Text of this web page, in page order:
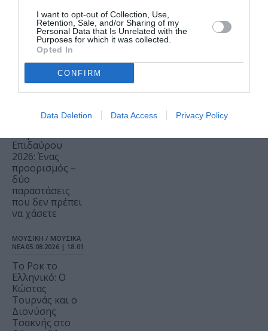
I want to opt-out of Collection, Use,
Retention, Sale, and/or Sharing of my
Personal Data that Is Unrelated with the
Purposes for which it was collected.
Opted In
CONFIRM
Data Deletion Data Access Privacy Policy
Δημήτρη
Καραντζά
Αισχύλεια
Φεστιβάλ
Επιδαύρου
2026: Ένας
προορισμός –
δύο
παραστάσεις
που δεν πρέπει
να χάσετε
ΜΟΥΣΙΚΗ / ΜΟΥΣΙΚΑ
ΝΕΑ 05.08.2026 | 18.01
Το Ροκ το
Ελληνικό: Ο
Κώστας
Τουρνάς και ο
Διονύσης
Τσακνής στο